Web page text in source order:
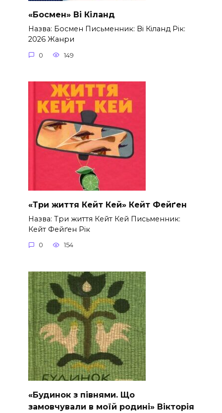
«Босмен» Ві Кіланд
Назва: Босмен Письменник: Ві Кіланд Рік:
2026 Жанри
0 149
«Три життя Кейт Кей» Кейт Фейґен
Назва: Три життя Кейт Кей Письменник:
Кейт Фейґен Рік
0 154
«Будинок з півнями. Що
замовчували в моїй родині» Вікторія